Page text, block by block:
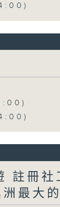
註冊社
最大